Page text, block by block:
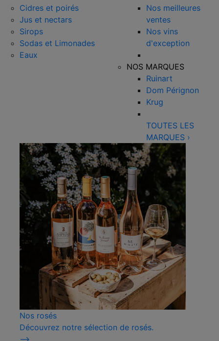
Cidres et poirés
Jus et nectars
Sirops
Sodas et Limonades
Eaux
Nos meilleures
ventes
Nos vins
d'exception
NOS MARQUES
Ruinart
Dom Pérignon
Krug
TOUTES LES
MARQUES ›
Nos rosés
Découvrez notre sélection de rosés.
⟶